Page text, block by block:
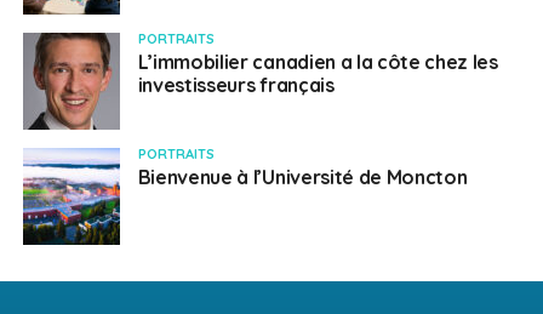
PORTRAITS
L’immobilier canadien a la côte chez les
investisseurs français
PORTRAITS
Bienvenue à l’Université de Moncton